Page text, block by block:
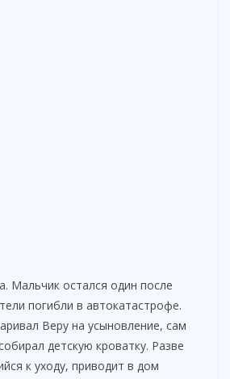
Мальчик остался один после
погибли в автокатастрофе.
Веру на усыновление, сам
детскую кроватку. Разве
к уходу, приводит в дом